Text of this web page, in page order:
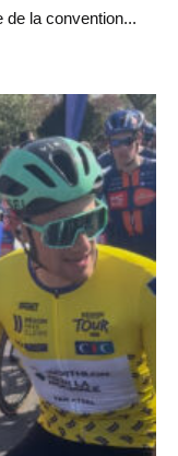
de la convention...